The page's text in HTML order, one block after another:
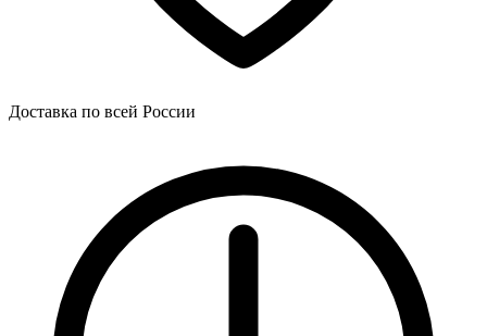
Доставка по всей России